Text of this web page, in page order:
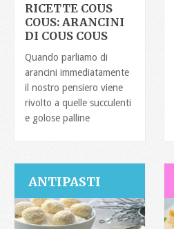
RICETTE COUS
COUS: ARANCINI
DI COUS COUS
Quando parliamo di
arancini immediatamente
il nostro pensiero viene
rivolto a quelle succulenti
e golose palline
ANTIPASTI